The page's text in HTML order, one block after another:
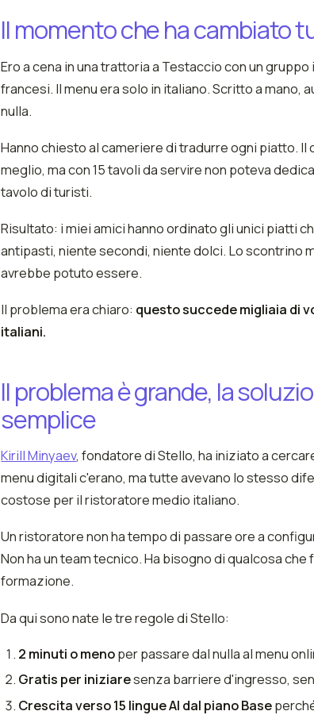
Il momento che ha cambiato
Ero a cena in una trattoria a Testaccio con un
francesi. Il menu era solo in italiano. Scritto a mano,
nulla.
Hanno chiesto al cameriere di tradurre ogni piatto.
meglio, ma con 15 tavoli da servire non poteva
tavolo di turisti.
Risultato: i miei amici hanno ordinato gli unici piatti
antipasti, niente secondi, niente dolci. Lo scontrino
avrebbe potuto essere.
Il problema era chiaro: questo succede migliaia di
italiani.
Il problema è grande, la
semplice
Kirill Minyaev, fondatore di Stello, ha iniziato a
menu digitali c'erano, ma tutte avevano lo stesso
costose per il ristoratore medio italiano.
Un ristoratore non ha tempo di passare ore a
Non ha un team tecnico. Ha bisogno di qualcosa
formazione.
Da qui sono nate le tre regole di Stello:
2 minuti o menoper passare dal nulla al menu
Gratis per iniziaresenza barriere d'ingresso,
Crescita verso 15 lingue AI dal piano Base